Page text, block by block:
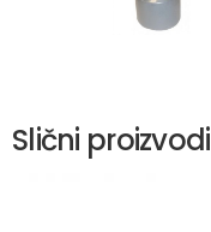
Slični proizvodi